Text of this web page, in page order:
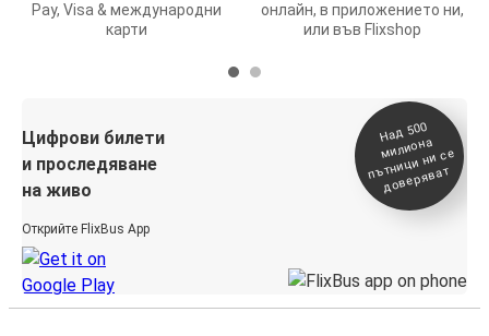
Pay, Visa & международни
карти
онлайн, в приложението ни,
или във Flixshop
Цифрови билети
и проследяване
на живо
Открийте FlixBus App
На
д 500
милиона
п
ътници ни се
доверяват